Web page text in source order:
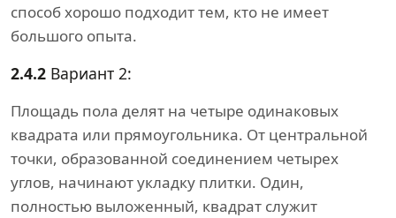
способ хорошо подходит тем, кто не имеет
большого опыта.
2.4.2 Вариант 2:
Площадь пола делят на четыре одинаковых
квадрата или прямоугольника. От центральной
точки, образованной соединением четырех
углов, начинают укладку плитки. Один,
полностью выложенный, квадрат служит